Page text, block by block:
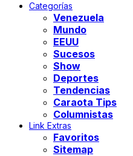
Categorías
Venezuela
Mundo
EEUU
Sucesos
Show
Deportes
Tendencias
Caraota Tips
Columnistas
Link Extras
Favoritos
Sitemap